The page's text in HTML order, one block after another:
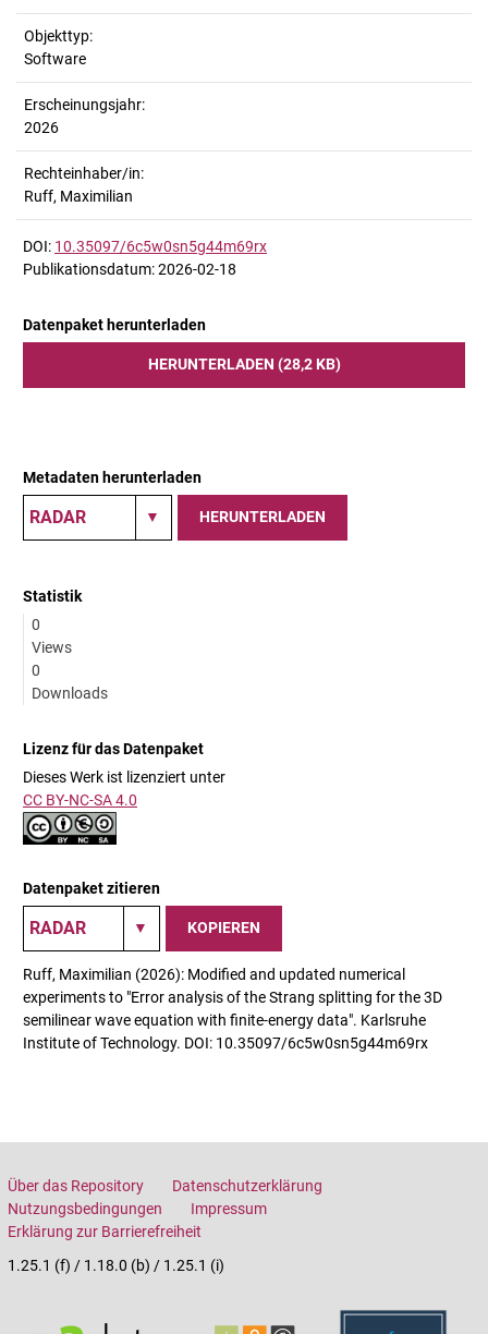
Objekttyp:
Software
Erscheinungsjahr:
2026
Rechteinhaber/in:
Ruff, Maximilian
DOI: 10.35097/6c5w0sn5g44m69rx
Publikationsdatum: 2026-02-18
Datenpaket herunterladen
HERUNTERLADEN (28,2 KB)
Metadaten herunterladen
HERUNTERLADEN
Statistik
0
Views
0
Downloads
Lizenz für das Datenpaket
Dieses Werk ist lizenziert unter
CC BY-NC-SA 4.0
Datenpaket zitieren
KOPIEREN
Ruff, Maximilian (2026): Modified and updated numerical
experiments to "Error analysis of the Strang splitting for the 3D
semilinear wave equation with finite-energy data". Karlsruhe
Institute of Technology. DOI: 10.35097/6c5w0sn5g44m69rx
Über das Repository
Datenschutzerklärung
Nutzungsbedingungen
Impressum
Erklärung zur Barrierefreiheit
1.25.1 (f) / 1.18.0 (b) / 1.25.1 (i)